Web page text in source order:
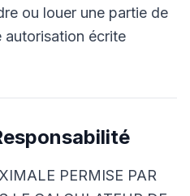
ou louer une partie de
autorisation écrite
PERMISE PAR